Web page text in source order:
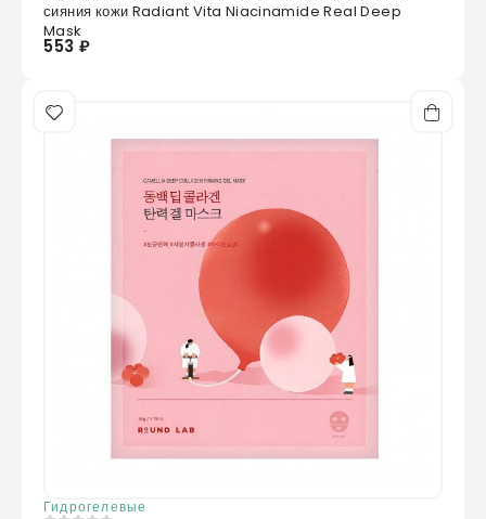
сияния кожи Radiant Vita Niacinamide Real Deep
Mask
553 ₽
Гидрогелевые